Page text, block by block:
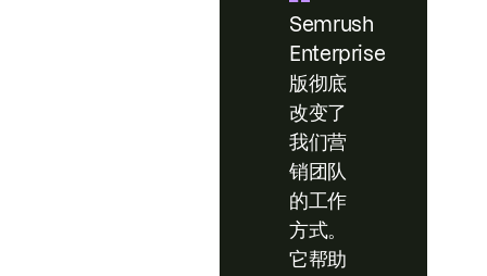
Semrush
Enterprise
版彻底
改变了
我们营
销团队
的工作
方式。
它帮助